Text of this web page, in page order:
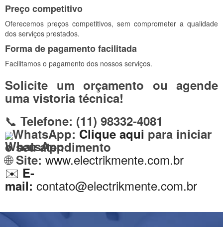
Preço competitivo
Oferecemos preços competitivos, sem comprometer a qualidade
dos serviços prestados.
Forma de pagamento facilitada
Facilitamos o pagamento dos nossos serviços.
Solicite um orçamento ou agende
uma vistoria técnica!
📞 Telefone: (11) 98332-4081
WhatsApp: Clique aqui para iniciar
o seu atendimento
🌐Site: www.electrikmente.com.br
✉️ E-
mail: contato@electrikmente.com.br